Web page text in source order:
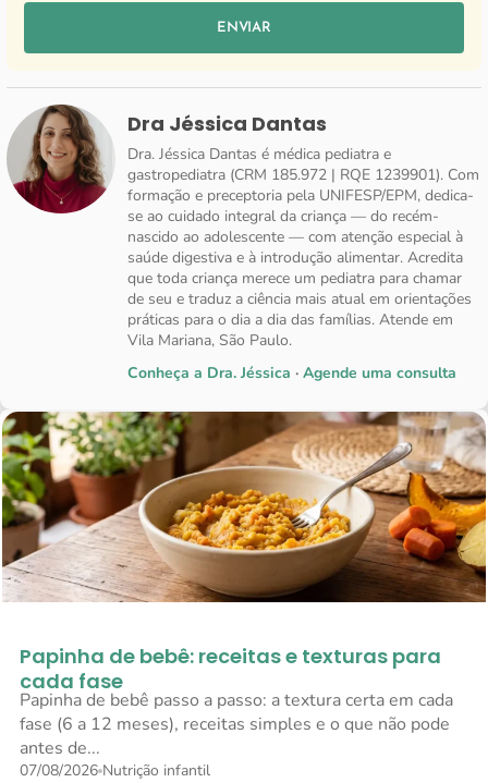
ENVIAR
Dra Jéssica Dantas
Dra. Jéssica Dantas é médica pediatra e
gastropediatra (CRM 185.972 | RQE 1239901). Com
formação e preceptoria pela UNIFESP/EPM, dedica-
se ao cuidado integral da criança — do recém-
nascido ao adolescente — com atenção especial à
saúde digestiva e à introdução alimentar. Acredita
que toda criança merece um pediatra para chamar
de seu e traduz a ciência mais atual em orientações
práticas para o dia a dia das famílias. Atende em
Vila Mariana, São Paulo.
Conheça a Dra. Jéssica · Agende uma consulta
Papinha de bebê: receitas e texturas para
cada fase
Papinha de bebê passo a passo: a textura certa em cada
fase (6 a 12 meses), receitas simples e o que não pode
antes de...
07/08/2026 Nutrição infantil